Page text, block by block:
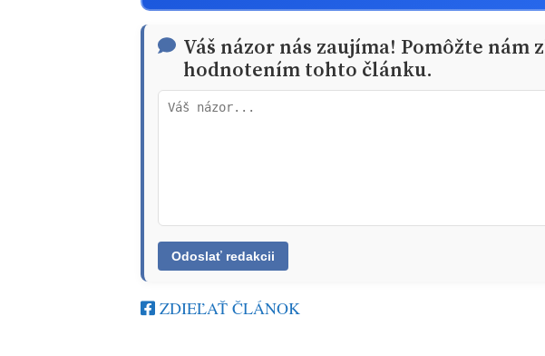
Váš názor nás zaujíma! Pomôžte nám
hodnotením tohto článku.
ZDIEĽAŤ ČLÁNOK